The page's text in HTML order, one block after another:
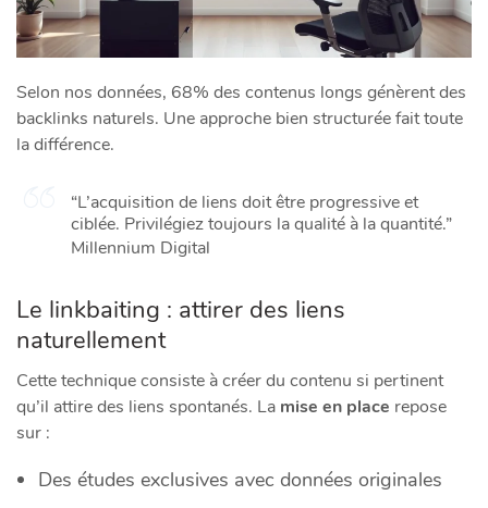
Selon nos données, 68% des contenus longs génèrent des
backlinks naturels. Une approche bien structurée fait toute
la différence.
“L’acquisition de liens doit être progressive et
ciblée. Privilégiez toujours la qualité à la quantité.”
Millennium Digital
Le linkbaiting : attirer des liens
naturellement
Cette technique consiste à créer du contenu si pertinent
qu’il attire des liens spontanés. La mise en place repose
sur :
Des études exclusives avec données originales